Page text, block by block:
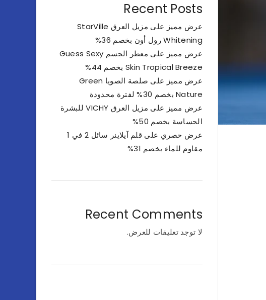
Recent Posts
عرض مميز على مزيل العرق StarVille
Whitening رول أون بخصم 36%
عرض مميز على معطر الجسم Guess Sexy
Skin Tropical Breeze بخصم 44%
عرض مميز على صلصة الصويا Green
Nature بخصم 30% لفترة محدودة
عرض مميز على مزيل العرق VICHY للبشرة
الحساسة بخصم 50%
عرض حصري على قلم آيلاينر سائل 2 في 1
مقاوم للماء بخصم 31%
Recent Comments
لا توجد تعليقات للعرض.